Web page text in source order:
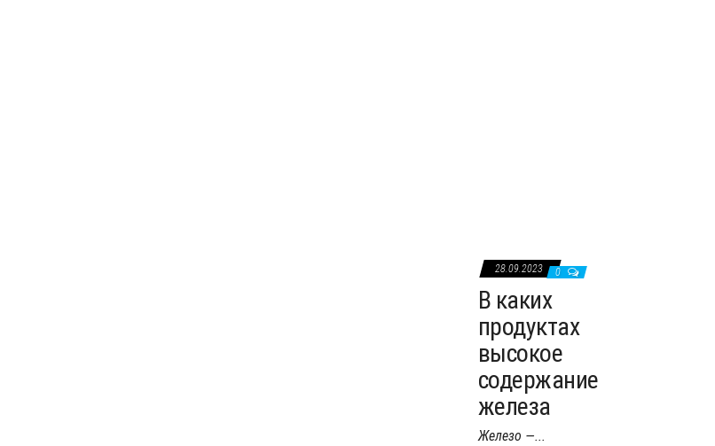
28.09.2023 0
В каких
продуктах
высокое
содержание
железа
Железо —...